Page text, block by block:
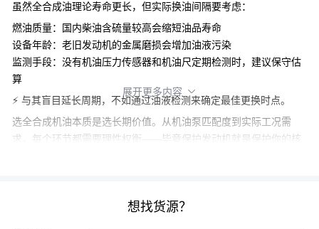
虽然全合成油理论寿命更长，但实际换油间隔要考虑：
燃油质量：国内柴油含硫量较高会缩短油品寿命
设备年龄：老旧发动机的金属磨损会增加油液污染
监测手段：没有机油压力传感器和机油尺定期检测时，建议保守估
算
⚡ 与其盲目延长周期，不如通过油液检测来确定最佳更换时点。
选全合成机油本质是选长期价值。从机油泵匹配度到实际工况需
求，每个环节都需要理性权衡——毕竟保护发动机就是保护你的核
展开更多内容 
想找货源？